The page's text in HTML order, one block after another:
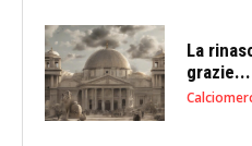
La
grazie...